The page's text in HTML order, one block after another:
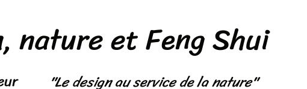
nature et Feng Shui
"Le design au service de la nature"